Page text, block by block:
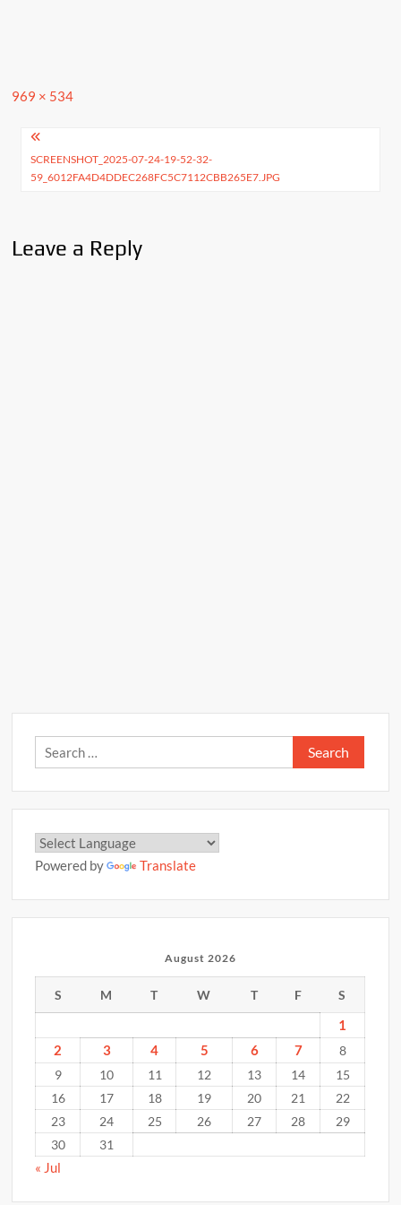
Full
969 × 534
Post
navigation
SCREENSHOT_2025-07-24-19-52-32-
59_6012FA4D4DDEC268FC5C7112CBB265E7.JPG
Leave a Reply
Search
for:
Powered by Translate
August 2026
S M T W T F S
1
2
3 4 5 6 7
8
9
10 11 12 13 14
15
16
17 18 19 20 21
22
23
24 25 26 27 28
29
30
31
« Jul